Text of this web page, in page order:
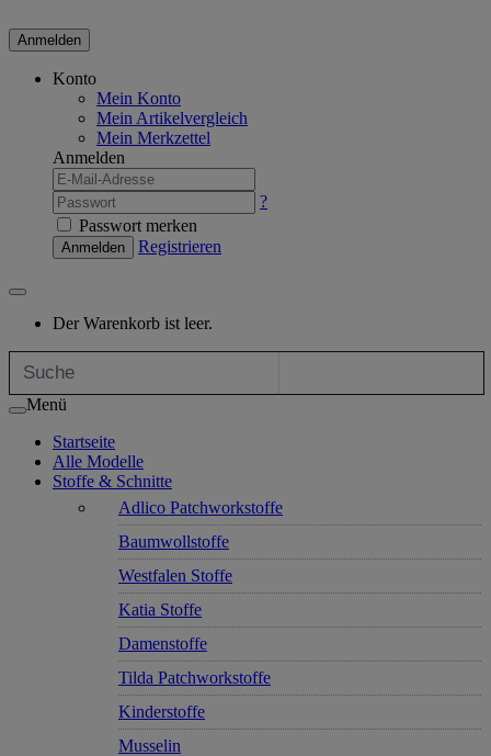
Anmelden
Konto
Mein Konto
Mein Artikelvergleich
Mein Merkzettel
Anmelden
?
Passwort merken
Anmelden Registrieren
Der Warenkorb ist leer.
Menü
Startseite
Alle Modelle
Stoffe & Schnitte
Adlico Patchworkstoffe
Baumwollstoffe
Westfalen Stoffe
Katia Stoffe
Damenstoffe
Tilda Patchworkstoffe
Kinderstoffe
Musselin